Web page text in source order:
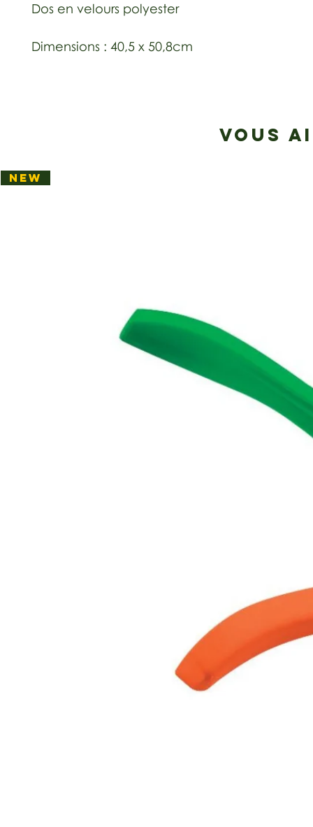
Dos en velours polyester
Dimensions : 40,5 x 50,8cm
VOUS
NEW